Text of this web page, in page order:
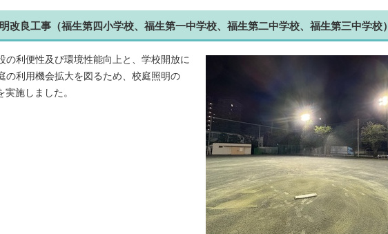
改良工事（福生第四小学校、福生第一中学校、福生第二中学校、福生第三中学校）
の利便性及び環境性能向上と、学校開放に
の利用機会拡大を図るため、校庭照明の
実施しました。